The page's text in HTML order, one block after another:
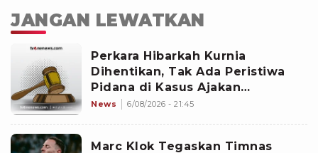
JANGAN LEWATKAN
Perkara Hibarkah Kurnia
Dihentikan, Tak Ada Peristiwa
Pidana di Kasus Ajakan
Staycation
News 6/08/2026 - 21:45
Marc Klok Tegaskan Timnas